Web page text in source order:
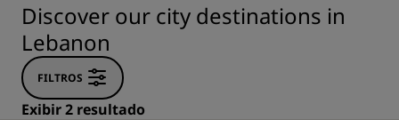
Discover our city destinations in
Lebanon
FILTROS
Exibir 2 resultado